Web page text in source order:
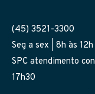
(45) 3521-3300
Seg a sex | 8h às
SPC atendimento
17h30